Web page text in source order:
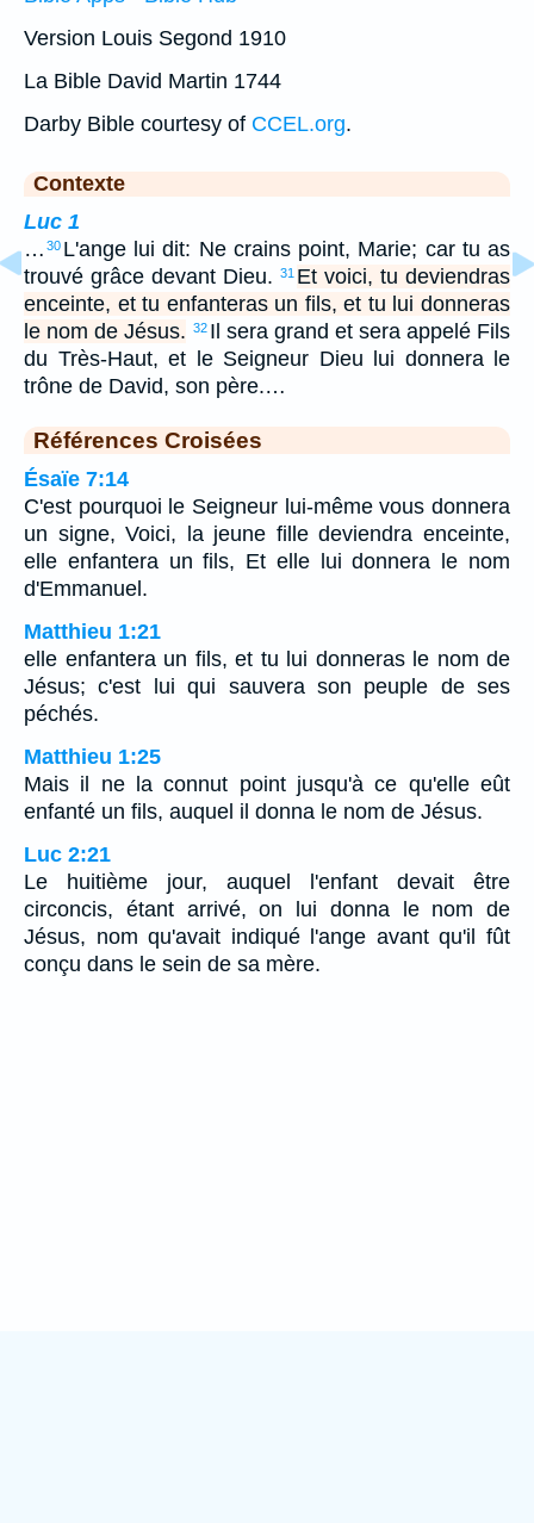
Version Louis Segond 1910
La Bible David Martin 1744
Darby Bible courtesy of CCEL.org.
Contexte
Luc 1
… 30 L'ange lui dit: Ne crains point, Marie; car tu as
trouvé grâce devant Dieu.
31 Et voici, tu deviendras
enceinte, et tu enfanteras un fils, et tu lui donneras
le nom de Jésus. 32 Il sera grand et sera appelé Fils
du Très-Haut, et le Seigneur Dieu lui donnera le
trône de David, son père.…
Références Croisées
Ésaïe 7:14
C'est pourquoi le Seigneur lui-même vous donnera
un signe, Voici, la jeune fille deviendra enceinte,
elle enfantera un fils, Et elle lui donnera le nom
d'Emmanuel.
Matthieu 1:21
elle enfantera un fils, et tu lui donneras le nom de
Jésus; c'est lui qui sauvera son peuple de ses
péchés.
Matthieu 1:25
Mais il ne la connut point jusqu'à ce qu'elle eût
enfanté un fils, auquel il donna le nom de Jésus.
Luc 2:21
Le huitième jour, auquel l'enfant devait être
circoncis, étant arrivé, on lui donna le nom de
Jésus, nom qu'avait indiqué l'ange avant qu'il fût
conçu dans le sein de sa mère.